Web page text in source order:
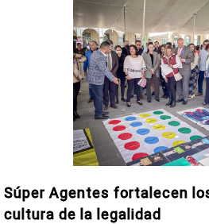
Súper Agentes fortalecen
cultura de la legalidad